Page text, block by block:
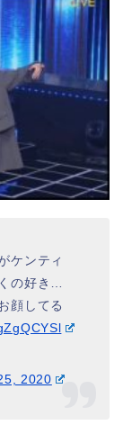
ケンティ
の好き…
顔してる
2020